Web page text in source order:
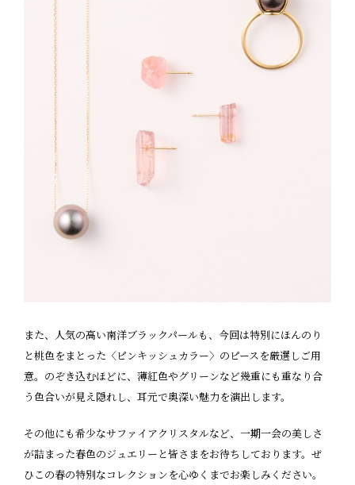
また、人気の高い南洋ブラックパールも、今回は特別にほんのり
と桃色をまとった〈ピンキッシュカラー〉のピースを厳選しご用
意。のぞき込むほどに、薄紅色やグリーンなど幾重にも重なり合
う色合いが見え隠れし、耳元で奥深い魅力を演出します。
その他にも希少なサファイアクリスタルなど、一期一会の美しさ
が詰まった春色のジュエリーと皆さまをお待ちしております。ぜ
ひこの春の特別なコレクションを心ゆくまでお楽しみください。